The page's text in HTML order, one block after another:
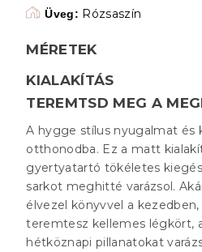
Üveg: Rózsaszín
MÉRETEK
KIALAKÍTÁS
TEREMTSD MEG A
A hygge stílus nyugalmat és
otthonodba. Ez a matt
gyertyatartó tökéletes
sarkot meghitté varázsol.
élvezel könyvvel a kezedben,
teremtesz kellemes légkört,
hétköznapi pillanatokat